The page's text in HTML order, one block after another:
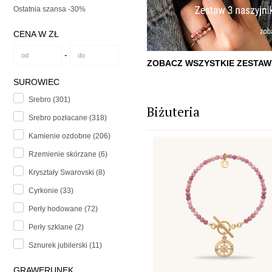
Ostatnia szansa -30%
CENA W ZŁ
-
SUROWIEC
Srebro (301)
Srebro pozłacane (318)
Kamienie ozdobne (206)
Rzemienie skórzane (6)
Kryształy Swarovski (8)
Cyrkonie (33)
Perły hodowane (72)
Perły szklane (2)
Sznurek jubilerski (11)
ZOBACZ WSZYSTKIE
Biżuteria